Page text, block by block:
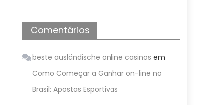
Comentários
beste ausländische online casinos em
Como Começar a Ganhar on-line no
Brasil: Apostas Esportivas